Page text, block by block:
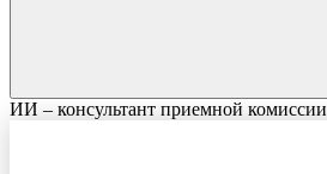
ИИ – консультант приемной комиссии